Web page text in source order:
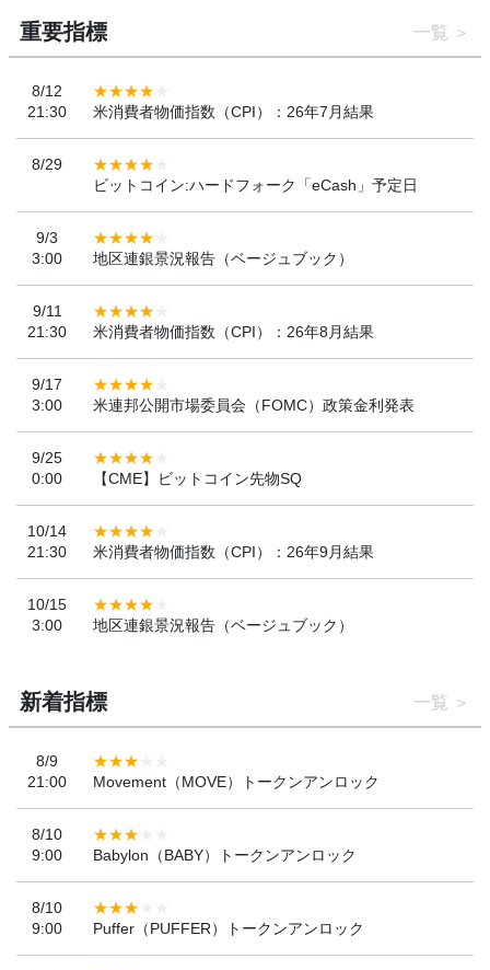
重要指標 一覧
8/12
21:30
米消費者物価指数（CPI）：26年7月結果
8/29
ビットコイン:ハードフォーク「eCash」予定日
9/3
3:00
地区連銀景況報告（ベージュブック）
9/11
21:30
米消費者物価指数（CPI）：26年8月結果
9/17
3:00
米連邦公開市場委員会（FOMC）政策金利発表
9/25
0:00
【CME】ビットコイン先物SQ
10/14
21:30
米消費者物価指数（CPI）：26年9月結果
10/15
3:00
地区連銀景況報告（ベージュブック）
新着指標 一覧
8/9
21:00
Movement（MOVE）トークンアンロック
8/10
9:00
Babylon（BABY）トークンアンロック
8/10
9:00
Puffer（PUFFER）トークンアンロック